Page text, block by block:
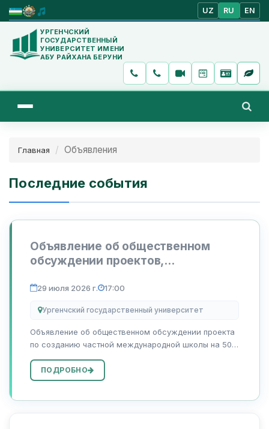
UZ RU EN
УРГЕНЧСКИЙ
ГОСУДАРСТВЕННЫЙ
УНИВЕРСИТЕТ ИМЕНИ
АБУ РАЙХАНА БЕРУНИ
Главная Объявления
Последние события
Объявление об общественном
обсуждении проектов,
29 июля 2026 г. 17:00
Ургенчский государственный университет
Объявление об общественном обсуждении проекта
по созданию частной международной школы на 500
государственно-частного партнёрства на свободной
земельной территории академического...
ПОДРОБНО